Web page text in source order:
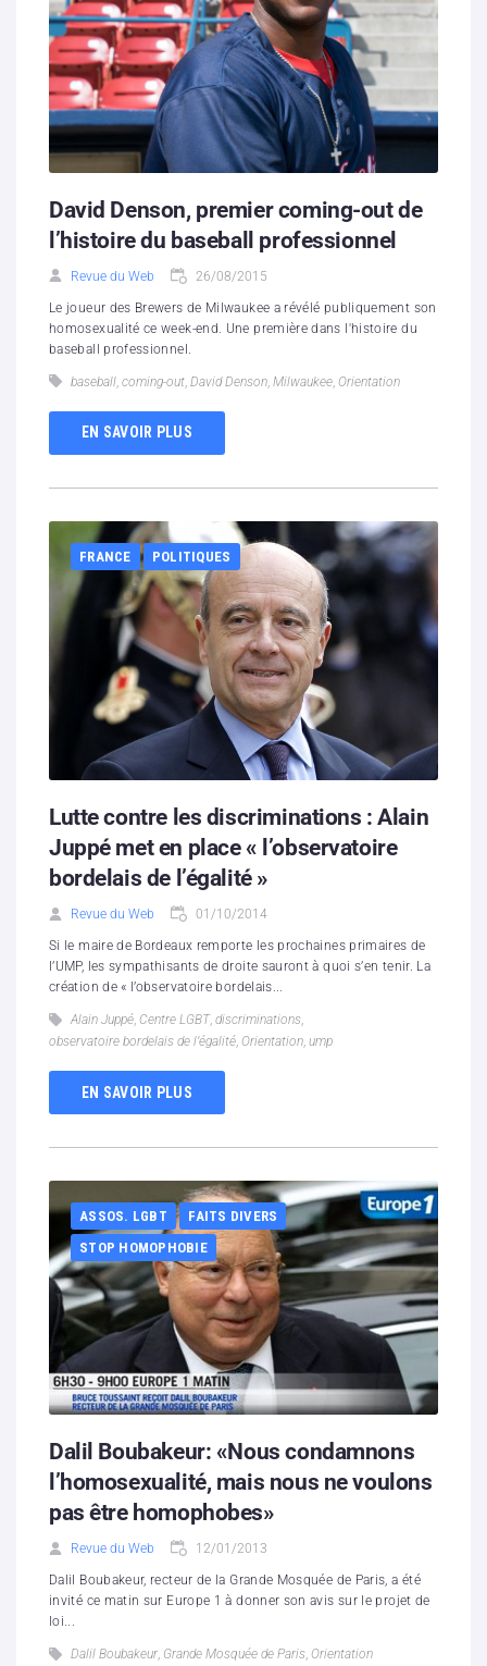
Contacts
Hébergement solidaire
David Denson, premier coming-out de
l’histoire du baseball professionnel
Revue du Web 26/08/2015
Le joueur des Brewers de Milwaukee a révélé publiquement son
homosexualité ce week-end. Une première dans l'histoire du
baseball professionnel.
baseball, coming-out, David Denson, Milwaukee, Orientation
EN SAVOIR PLUS
FRANCE POLITIQUES
Lutte contre les discriminations : Alain
Juppé met en place « l’observatoire
bordelais de l’égalité »
Revue du Web 01/10/2014
Si le maire de Bordeaux remporte les prochaines primaires de
l’UMP, les sympathisants de droite sauront à quoi s’en tenir. La
création de « l’observatoire bordelais...
Alain Juppé, Centre LGBT, discriminations,
observatoire bordelais de l’égalité, Orientation, ump
EN SAVOIR PLUS
ASSOS. LGBT
FAITS DIVERS
STOP HOMOPHOBIE
Dalil Boubakeur: «Nous condamnons
l’homosexualité, mais nous ne voulons
pas être homophobes»
Revue du Web 12/01/2013
Dalil Boubakeur, recteur de la Grande Mosquée de Paris, a été
invité ce matin sur Europe 1 à donner son avis sur le projet de
loi...
Dalil Boubakeur, Grande Mosquée de Paris, Orientation